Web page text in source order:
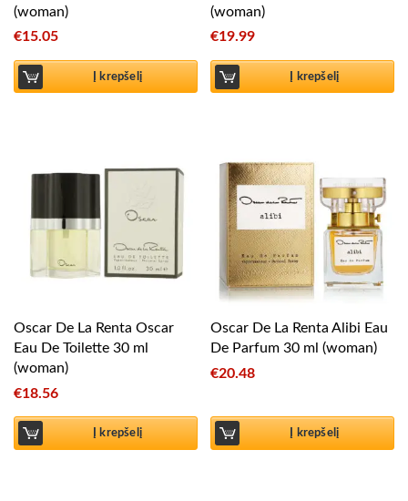
(woman)
€15.05
Į krepšelį
(woman)
€19.99
Į krepšelį
Oscar De La Renta Oscar
Eau De Toilette 30 ml
(woman)
€18.56
Į krepšelį
Oscar De La Renta Alibi Eau
De Parfum 30 ml (woman)
€20.48
Į krepšelį